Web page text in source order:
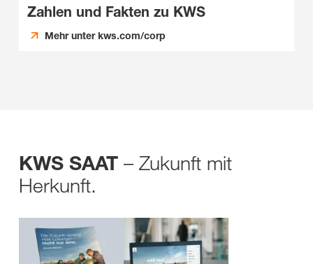
Zahlen und Fakten zu KWS
Mehr unter kws.com/corp
KWS SAAT – Zukunft mit
Herkunft.